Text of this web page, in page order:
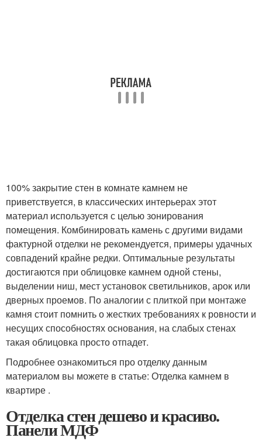
100% закрытие стен в комнате камнем не
приветствуется, в классических интерьерах этот
материал используется с целью зонирования
помещения. Комбинировать камень с другими видами
фактурной отделки не рекомендуется, примеры удачных
совпадений крайне редки. Оптимальные результаты
достигаются при облицовке камнем одной стены,
выделении ниш, мест установок светильников, арок или
дверных проемов. По аналогии с плиткой при монтаже
камня стоит помнить о жестких требованиях к ровности и
несущих способностях основания, на слабых стенах
такая облицовка просто отпадет.
Подробнее ознакомиться про отделку данным
материалом вы можете в статье: Отделка камнем в
квартире .
Отделка стен дешево и красиво.
Панели МДФ